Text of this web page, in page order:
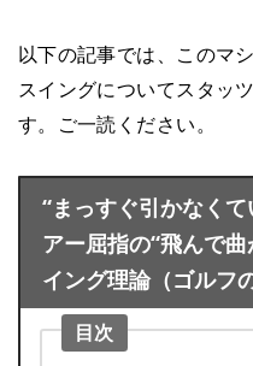
以下の記事では、このマ
スイングについてスタッ
す。ご一読ください。
“まっすぐ引かなく
アー屈指の“飛んで
イング理論（ゴルフ
目次